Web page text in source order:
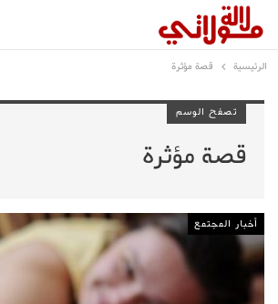
الرئيسية قصة مؤثرة
تصفح الوسم
قصة مؤثرة
أخبار المجتمع